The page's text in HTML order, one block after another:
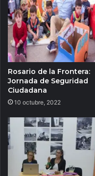
Rosario de la Frontera:
Jornada de Seguridad
Ciudadana
10 octubre, 2022